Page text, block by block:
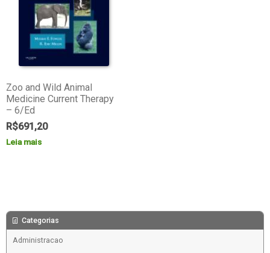
Zoo and Wild Animal
Medicine Current Therapy
– 6/Ed
R$691,20
Leia mais
Categorias
Administracao